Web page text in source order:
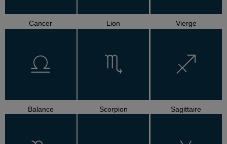
Cancer Lion Vierge
Balance Scorpion Sagittaire